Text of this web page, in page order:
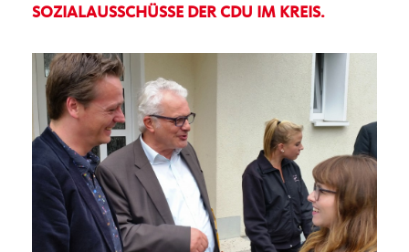
OZIALAUSSCHÜSSE DER CDU IM KREIS.